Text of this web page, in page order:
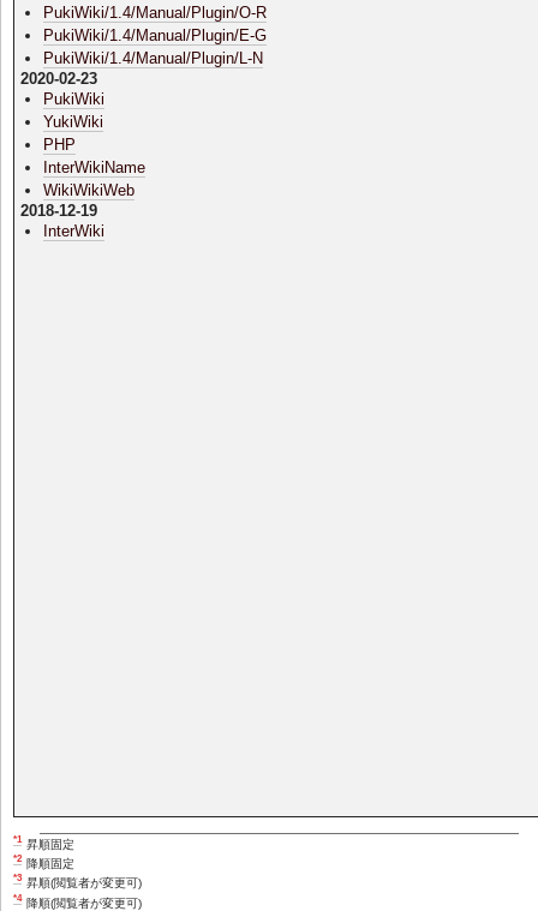
PukiWiki/1.4/Manual/Plugin/O-R
PukiWiki/1.4/Manual/Plugin/E-G
PukiWiki/1.4/Manual/Plugin/L-N
2020-02-23
PukiWiki
YukiWiki
PHP
InterWikiName
WikiWikiWeb
2018-12-19
InterWiki
*1 昇順固定
*2 降順固定
*3 昇順(閲覧者が変更可)
*4 降順(閲覧者が変更可)